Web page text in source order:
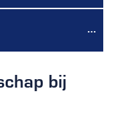
bij